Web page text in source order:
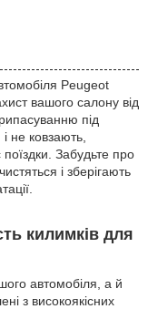
Peugeot
вашого салону від
під
не ковзають,
Забудьте про
і зберігають
килимків для
автомобіля, а й
з високоякісних